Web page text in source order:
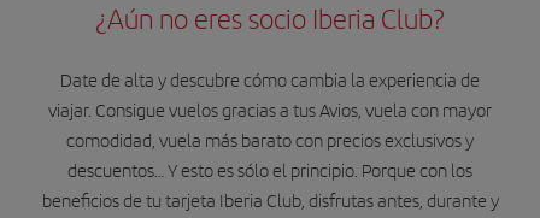
¿Aún no eres socio Iberia Club?
Date de alta y descubre cómo cambia la experiencia de
viajar. Consigue vuelos gracias a tus Avios, vuela con mayor
comodidad, vuela más barato con precios exclusivos y
descuentos… Y esto es sólo el principio. Porque con los
beneficios de tu tarjeta Iberia Club, disfrutas antes, durante y